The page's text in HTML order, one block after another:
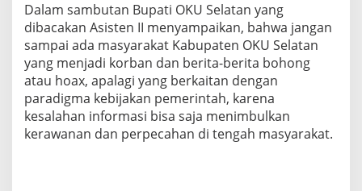
M
A
S
Y
A
R
A
K
A
Dalam sambutan Bupati OKU Selatan yang
dibacakan Asisten II menyampaikan, bahwa jangan
sampai ada masyarakat Kabupaten OKU Selatan
yang menjadi korban dan berita-berita bohong
atau hoax, apalagi yang berkaitan dengan
paradigma kebijakan pemerintah, karena
kesalahan informasi bisa saja menimbulkan
kerawanan dan perpecahan di tengah masyarakat.